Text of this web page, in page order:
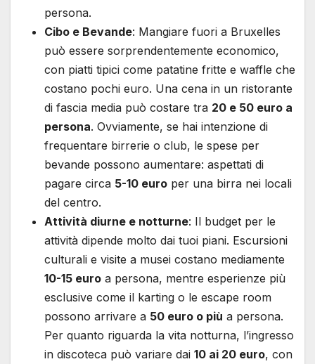
persona.
Cibo e Bevande: Mangiare fuori a Bruxelles
può essere sorprendentemente economico,
con piatti tipici come patatine fritte e waffle che
costano pochi euro. Una cena in un ristorante
di fascia media può costare tra 20 e 50 euro a
persona. Ovviamente, se hai intenzione di
frequentare birrerie o club, le spese per
bevande possono aumentare: aspettati di
pagare circa 5-10 euro per una birra nei locali
del centro.
Attività diurne e notturne: Il budget per le
attività dipende molto dai tuoi piani. Escursioni
culturali e visite a musei costano mediamente
10-15 euro a persona, mentre esperienze più
esclusive come il karting o le escape room
possono arrivare a 50 euro o più a persona.
Per quanto riguarda la vita notturna, l’ingresso
in discoteca può variare dai 10 ai 20 euro, con